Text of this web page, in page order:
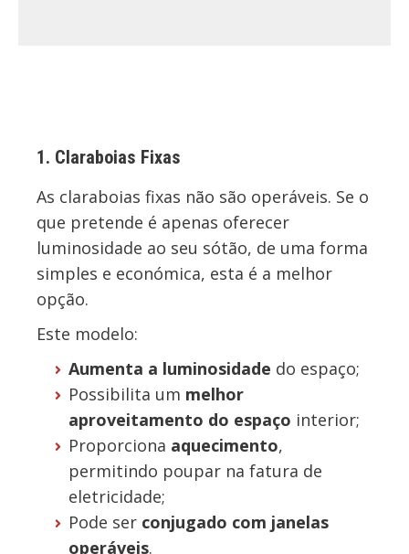
1. Claraboias Fixas
As claraboias fixas não são operáveis. Se o
que pretende é apenas oferecer
luminosidade ao seu sótão, de uma forma
simples e económica, esta é a melhor
opção.
Este modelo:
Aumenta a luminosidade do espaço;
Possibilita um melhor
aproveitamento do espaço interior;
Proporciona aquecimento,
permitindo poupar na fatura de
eletricidade;
Pode ser conjugado com janelas
operáveis.